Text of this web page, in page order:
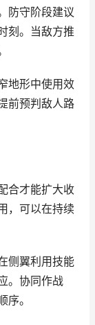
防守阶段建议
刻。当敌方推
地形中使用效
前预判敌人路
合才能扩大收
，可以在持续
侧翼利用技能
。协同作战
。